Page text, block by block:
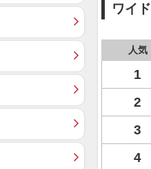
ワイド
人気
1
2
3
4